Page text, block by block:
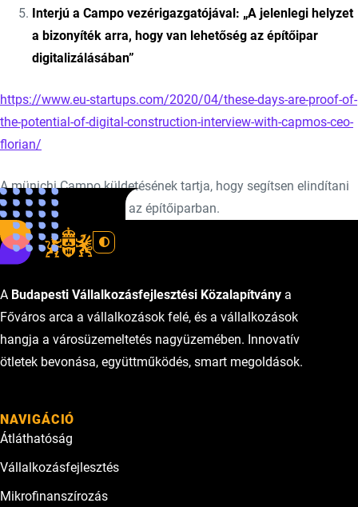
Interjú a Campo vezérigazgatójával: „A jelenlegi helyzet
a bizonyíték arra, hogy van lehetőség az építőipar
digitalizálásában”
https://www.eu-startups.com/2020/04/these-days-are-proof-of-
the-potential-of-digital-construction-interview-with-capmos-ceo-
florian/
A münichi Campo küldetésének tartja, hogy segítsen elindítani
a digitális forradalmat az építőiparban.
A Budapesti Vállalkozásfejlesztési Közalapítvány a
Főváros arca a vállalkozások felé, és a vállalkozások
hangja a városüzemeltetés nagyüzemében. Innovatív
ötletek bevonása, együttműködés, smart megoldások.
NAVIGÁCIÓ
Átláthatóság
Vállalkozásfejlesztés
Mikrofinanszírozás